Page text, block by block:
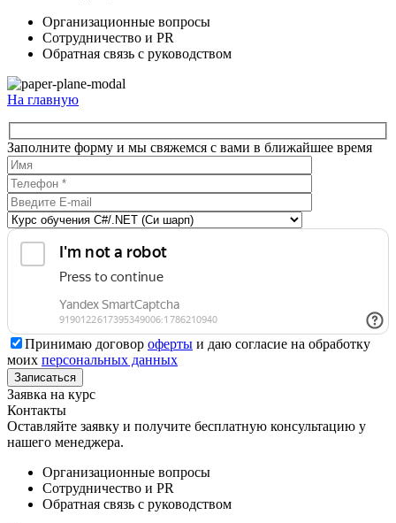
Организационные вопросы
Сотрудничество и PR
Обратная связь с руководством
На главную
Заполните форму и мы свяжемся с вами в ближайшее время
Принимаю договор оферты и даю согласие на обработку
моих персональных данных
Заявка на курс
Контакты
Оставляйте заявку и получите бесплатную консультацию у
нашего менеджера.
Организационные вопросы
Сотрудничество и PR
Обратная связь с руководством